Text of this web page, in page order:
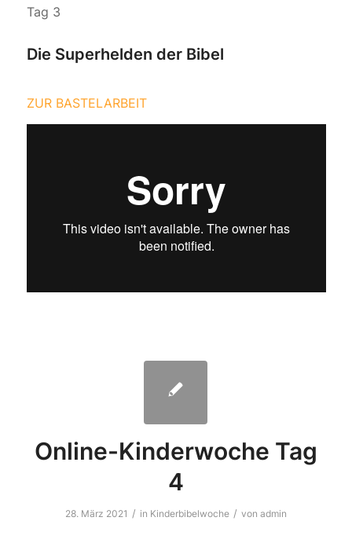
Tag 3
Die Superhelden der Bibel
ZUR BASTELARBEIT
Online-Kinderwoche Tag
4
28. März 2021 / in Kinderbibelwoche / von admin